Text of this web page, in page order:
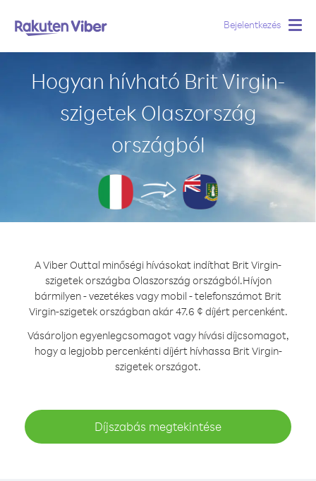
Bejelentkezés
Hogyan hívható Brit Virgin-
szigetek Olaszország
országból
A Viber Outtal minőségi hívásokat indíthat Brit Virgin-
szigetek országba Olaszország országból.Hívjon
bármilyen - vezetékes vagy mobil - telefonszámot Brit
Virgin-szigetek országban akár 47.6 ¢ díjért percenként.
Vásároljon egyenlegcsomagot vagy hívási díjcsomagot,
hogy a legjobb percenkénti díjért hívhassa Brit Virgin-
szigetek országot.
Díjszabás megtekintése